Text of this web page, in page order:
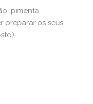
pimenta
preparar os seus